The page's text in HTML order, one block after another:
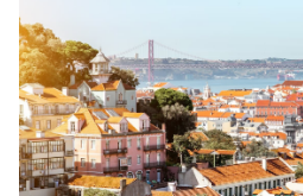
deslumbrantes. Fonte de